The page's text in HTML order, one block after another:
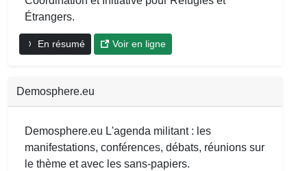
Étrangers.
En résumé Voir en ligne
Demosphere.eu
Demosphere.eu L'agenda militant : les
manifestations, conférences, débats, réunions sur
le thème et avec les sans-papiers.